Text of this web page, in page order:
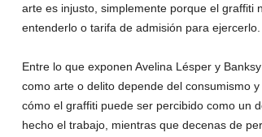
arte es injusto, simplemente porque el graffiti
entenderlo o tarifa de admisión para ejercerlo.
Entre lo que exponen Avelina Lésper y
como arte o delito depende del consumismo
cómo el graffiti puede ser percibido como un
hecho el trabajo, mientras que decenas de